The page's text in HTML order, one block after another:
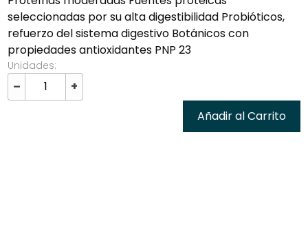
seleccionadas por su alta digestibilidad Probióticos,
refuerzo del sistema digestivo Botánicos con
propiedades antioxidantes PNP 23
Unidades:
–
+
Añadir al Carrito